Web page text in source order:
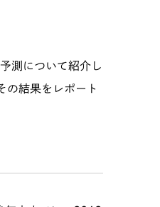
測について紹介し
の結果をレポート